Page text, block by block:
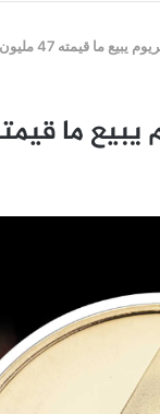
47 مليون دولار
47 مليون